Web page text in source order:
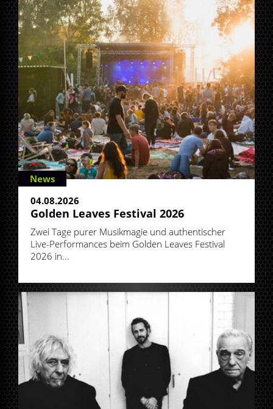
News
04.08.2026
Golden Leaves Festival 2026
Zwei Tage purer Musikmagie und authentischer
Live-Performances beim Golden Leaves Festival
2026 in...